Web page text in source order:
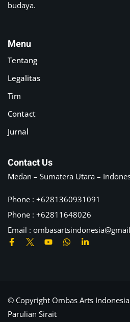
budaya.
Menu
Tentang
Legalitas
Tim
Contact
Jurnal
Contact Us
Medan – Sumatera Utara –
Phone : +6281360931091
Phone : +62811648026
Email :
© Copyright Ombas Arts
Parulian Sirait